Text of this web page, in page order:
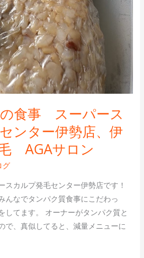
食事 スーパース
ンター伊勢店、伊
AGAサロン
グ
スカルプ発毛センター伊勢店です！
んなでタンパク質食事にこだわっ
してます。 オーナーがタンパク質と
で、真似してると、減量メニューに